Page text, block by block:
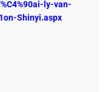
ly-van-
Shinyi.aspx